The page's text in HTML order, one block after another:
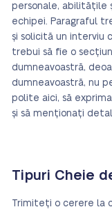
personale, abilitățile
echipei. Paragraful
și solicită un interviu
trebui să fie o
dumneavoastră,
dumneavoastră, nu
polite aici, să
și să menționați
Tipuri Cheie
Trimiteți o cerere la